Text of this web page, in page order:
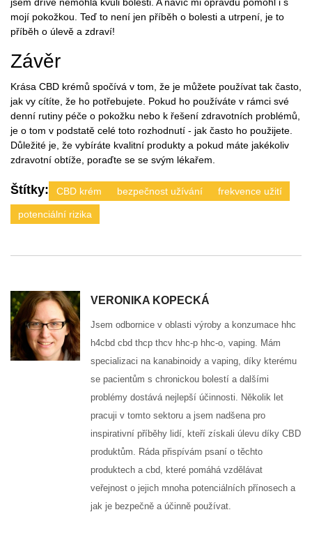
mojí pokožkou. Teď to není jen příběh o bolesti a utrpení, je to
příběh o úlevě a zdraví!
Závěr
Krása CBD krémů spočívá v tom, že je můžete používat tak často,
jak vy cítíte, že ho potřebujete. Pokud ho používáte v rámci své
denní rutiny péče o pokožku nebo k řešení zdravotních problémů,
je o tom v podstatě celé toto rozhodnutí - jak často ho použijete.
Důležité je, že vybíráte kvalitní produkty a pokud máte jakékoliv
zdravotní obtíže, poraďte se se svým lékařem.
Štítky: CBD krém bezpečnost užívání frekvence užití
potenciální rizika
VERONIKA KOPECKÁ
Jsem odbornice v oblasti výroby a konzumace hhc
h4cbd cbd thcp thcv hhc-p hhc-o, vaping. Mám
specializaci na kanabinoidy a vaping, díky kterému
se pacientům s chronickou bolestí a dalšími
problémy dostává nejlepší účinnosti. Několik let
pracuji v tomto sektoru a jsem nadšena pro
inspirativní příběhy lidí, kteří získali úlevu díky CBD
produktům. Ráda přispívám psaní o těchto
produktech a cbd, které pomáhá vzdělávat
veřejnost o jejich mnoha potenciálních přínosech a
jak je bezpečně a účinně používat.